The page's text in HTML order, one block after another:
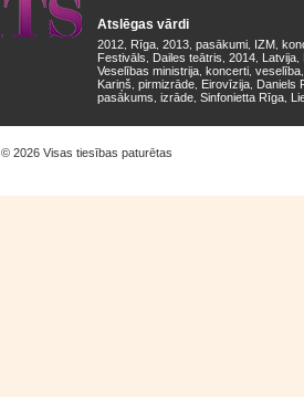
Atslēgas vārdi
2012 Rīga 2013 pasākumi IZM
Festivāls
Dailes teātris 2014 Latvija
Veselības ministrija koncerti veselība
Kariņš pirmizrāde Eirovīzija Daniels
pasākums izrāde Sinfonietta Rīga
© 2026 Visas tiesības paturētas